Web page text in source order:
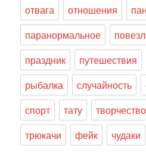
отвага
отношения
паранормальное
праздник
путешествия
рыбалка
случайность
спорт
тату творчество
трюкачи
фейк чудаки